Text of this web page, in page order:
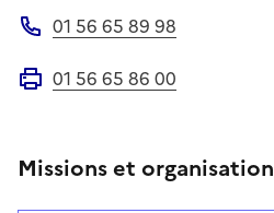
01 56 65 89 98
01 56 65 86 00
Missions et organisation